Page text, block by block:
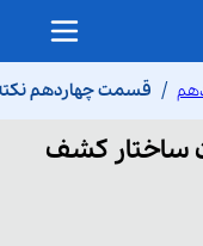
قسمت چهاردهم
ساختار کشف